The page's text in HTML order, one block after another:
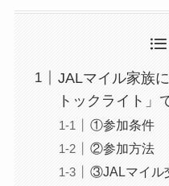
JALマイル家族
トックライト」
①参加条件
②参加方法
③JALマイル